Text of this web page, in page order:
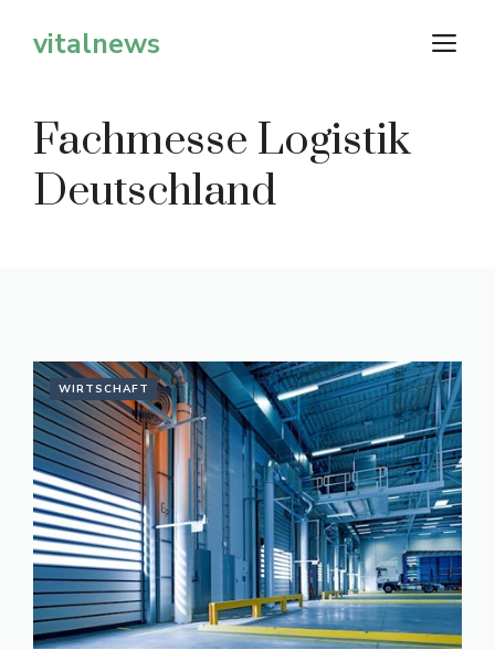
Inhaltvitalnews
Fachmesse Logistik
Deutschland
WIRTSCHAFT